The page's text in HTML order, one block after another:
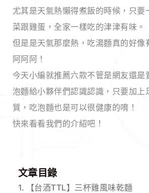
尤其是天氣熱懶得煮飯的時候，只要
菜跟雞蛋，全家一樣吃的津津有味。
但是是天氣那麼熱，吃湯麵真的好像
阿阿阿！
今天小編就推薦六款不管是網友還是
泡麵給小夥伴們認識認識，只要加上
質，吃泡麵也是可以很健康的唷！
快來看看我們的介紹吧！
文章目錄
【台酒TTL】三杯雞風味乾麵